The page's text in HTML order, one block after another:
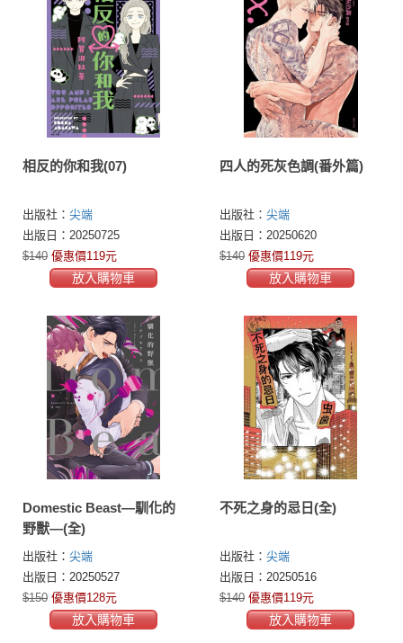
相反的你和我(07)
出版社： 尖端
出版日：20250725
$140 優惠價119元
放入購物車
四人的死灰色調(番外篇)
出版社： 尖端
出版日：20250620
$140 優惠價119元
放入購物車
Domestic Beast—馴化的
野獸—(全)
出版社： 尖端
出版日：20250527
$150 優惠價128元
放入購物車
不死之身的忌日(全)
出版社： 尖端
出版日：20250516
$140 優惠價119元
放入購物車